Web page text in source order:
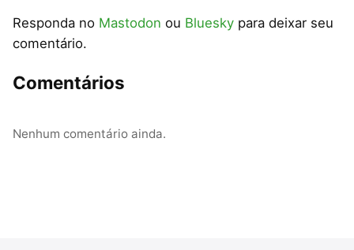
Responda no Mastodon ou Bluesky para deixar seu
comentário.
Comentários
Nenhum comentário ainda.